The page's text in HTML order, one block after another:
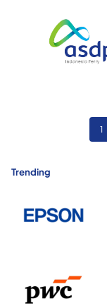
1
Trending